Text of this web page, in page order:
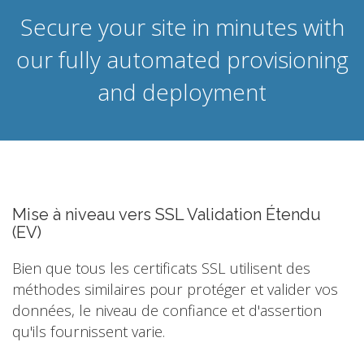
Secure your site in minutes with
our fully automated provisioning
and deployment
Mise à niveau vers SSL Validation Étendu
(EV)
Bien que tous les certificats SSL utilisent des
méthodes similaires pour protéger et valider vos
données, le niveau de confiance et d'assertion
qu'ils fournissent varie.